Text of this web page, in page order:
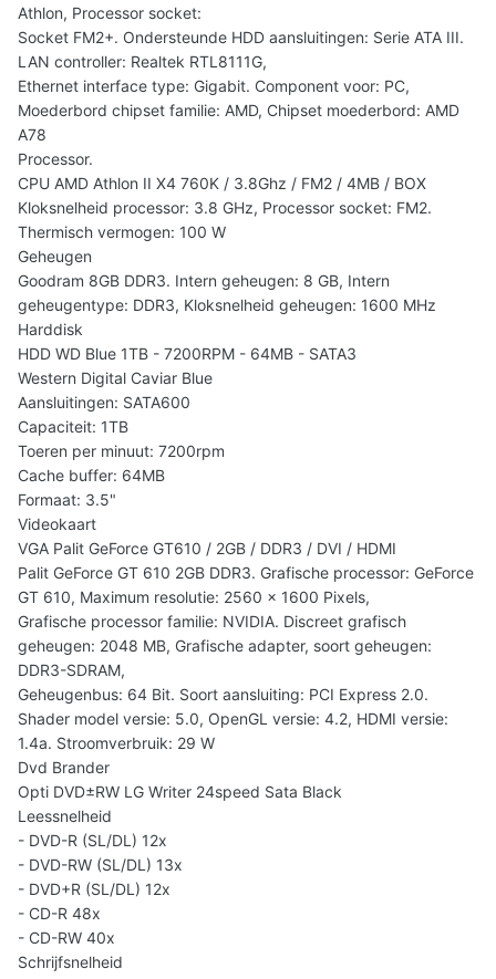
Athlon, Processor socket:
Socket FM2+. Ondersteunde HDD aansluitingen: Serie ATA III.
LAN controller: Realtek RTL8111G,
Ethernet interface type: Gigabit. Component voor: PC,
Moederbord chipset familie: AMD, Chipset moederbord: AMD
A78
Processor.
CPU AMD Athlon II X4 760K / 3.8Ghz / FM2 / 4MB / BOX
Kloksnelheid processor: 3.8 GHz, Processor socket: FM2.
Thermisch vermogen: 100 W
Geheugen
Goodram 8GB DDR3. Intern geheugen: 8 GB, Intern
geheugentype: DDR3, Kloksnelheid geheugen: 1600 MHz
Harddisk
HDD WD Blue 1TB - 7200RPM - 64MB - SATA3
Western Digital Caviar Blue
Aansluitingen: SATA600
Capaciteit: 1TB
Toeren per minuut: 7200rpm
Cache buffer: 64MB
Formaat: 3.5"
Videokaart
VGA Palit GeForce GT610 / 2GB / DDR3 / DVI / HDMI
Palit GeForce GT 610 2GB DDR3. Grafische processor: GeForce
GT 610, Maximum resolutie: 2560 x 1600 Pixels,
Grafische processor familie: NVIDIA. Discreet grafisch
geheugen: 2048 MB, Grafische adapter, soort geheugen:
DDR3-SDRAM,
Geheugenbus: 64 Bit. Soort aansluiting: PCI Express 2.0.
Shader model versie: 5.0, OpenGL versie: 4.2, HDMI versie:
1.4a. Stroomverbruik: 29 W
Dvd Brander
Opti DVD±RW LG Writer 24speed Sata Black
Leessnelheid
- DVD-R (SL/DL) 12x
- DVD-RW (SL/DL) 13x
- DVD+R (SL/DL) 12x
- CD-R 48x
- CD-RW 40x
Schrijfsnelheid